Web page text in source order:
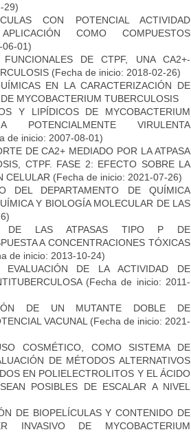
29)
CON POTENCIAL ACTIVIDAD
COMO COMPUESTOS
06-01)
FUNCIONALES DE CTPF, UNA CA2+-
(Fecha de inicio: 2018-02-26)
EN LA CARACTERIZACIÓN DE
MYCOBACTERIUM TUBERCULOSIS
Y LIPÍDICOS DE MYCOBACTERIUM
POTENCIALMENTE VIRULENTA
de inicio: 2007-08-01)
DE CA2+ MEDIADO POR LA ATPASA
CTPF. FASE 2: EFECTO SOBRE LA
CELULAR (Fecha de inicio: 2021-07-26)
DEL DEPARTAMENTO DE QUÍMICA
Y BIOLOGÍA MOLECULAR DE LAS
DE LAS ATPASAS TIPO P DE
A CONCENTRACIONES TÓXICAS
de inicio: 2013-10-24)
EVALUACIÓN DE LA ACTIVIDAD DE
(Fecha de inicio: 2011-
DE UN MUTANTE DOBLE DE
VACUNAL (Fecha de inicio: 2021-
COSMÉTICO, COMO SISTEMA DE
DE MÉTODOS ALTERNATIVOS
EN POLIELECTROLITOS Y EL ÁCIDO
POSIBLES DE ESCALAR A NIVEL
DE BIOPELÍCULAS Y CONTENIDO DE
INVASIVO DE MYCOBACTERIUM